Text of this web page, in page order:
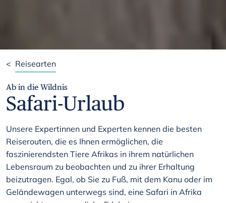
< Reisearten
Ab in die Wildnis
Safari-Urlaub
Unsere Expertinnen und Experten kennen die besten
Reiserouten, die es Ihnen ermöglichen, die
faszinierendsten Tiere Afrikas in ihrem natürlichen
Lebensraum zu beobachten und zu ihrer Erhaltung
beizutragen. Egal, ob Sie zu Fuß, mit dem Kanu oder im
Geländewagen unterwegs sind, eine Safari in Afrika